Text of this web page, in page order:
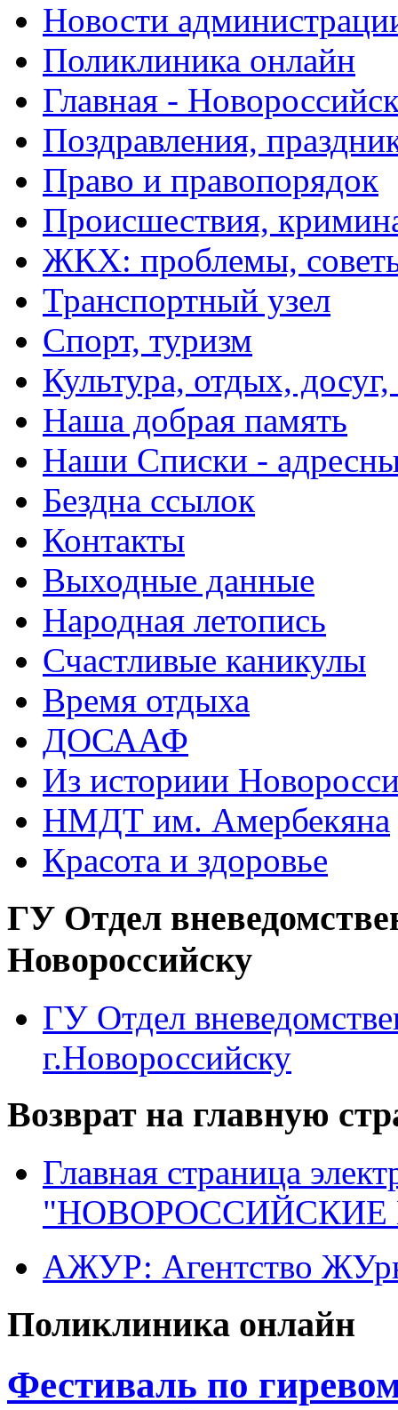
Новости
Поликлиника онлайн
Главная -
Поздравления,
Право и правопорядок
Происшествия,
ЖКХ: проблемы,
Транспортный узел
Спорт, туризм
Культура, отдых,
Наша добрая память
Наши Списки -
Бездна ссылок
Контакты
Выходные данные
Народная летопись
Счастливые каникулы
Время отдыха
ДОСААФ
Из историии
НМДТ им. Амербекяна
Красота и здоровье
ГУ Отдел
Новороссийску
ГУ Отдел
г.Новороссийску
Возврат на главную
Главная страница
"НОВОРОССИЙСКИЕ
АЖУР: Агентство
Поликлиника онлайн
Фестиваль по